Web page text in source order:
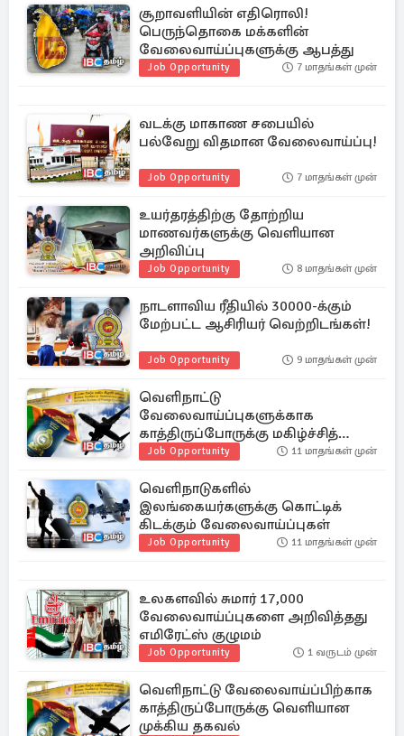
சூறாவளியின் எதிரொலி!
பெருந்தொகை மக்களின்
வேலைவாய்ப்புகளுக்கு ஆபத்து
Job Opportunity 7 மாதங்கள் முன்
வடக்கு மாகாண சபையில்
பல்வேறு விதமான வேலைவாய்ப்பு!
Job Opportunity 7 மாதங்கள் முன்
உயர்தரத்திற்கு தோற்றிய
மாணவர்களுக்கு வெளியான
அறிவிப்பு
Job Opportunity 8 மாதங்கள் முன்
நாடளாவிய ரீதியில் 30000-க்கும்
மேற்பட்ட ஆசிரியர் வெற்றிடங்கள்!
Job Opportunity 9 மாதங்கள் முன்
வெளிநாட்டு
வேலைவாய்ப்புகளுக்காக
காத்திருப்போருக்கு மகிழ்ச்சித்
தகவல்
Job Opportunity 11 மாதங்கள் முன்
வெளிநாடுகளில்
இலங்கையர்களுக்கு கொட்டிக்
கிடக்கும் வேலைவாய்ப்புகள்
Job Opportunity 11 மாதங்கள் முன்
உலகளவில் சுமார் 17,000
வேலைவாய்ப்புகளை அறிவித்தது
எமிரேட்ஸ் குழுமம்
Job Opportunity 1 வருடம் முன்
வெளிநாட்டு வேலைவாய்ப்பிற்காக
காத்திருப்போருக்கு வெளியான
முக்கிய தகவல்